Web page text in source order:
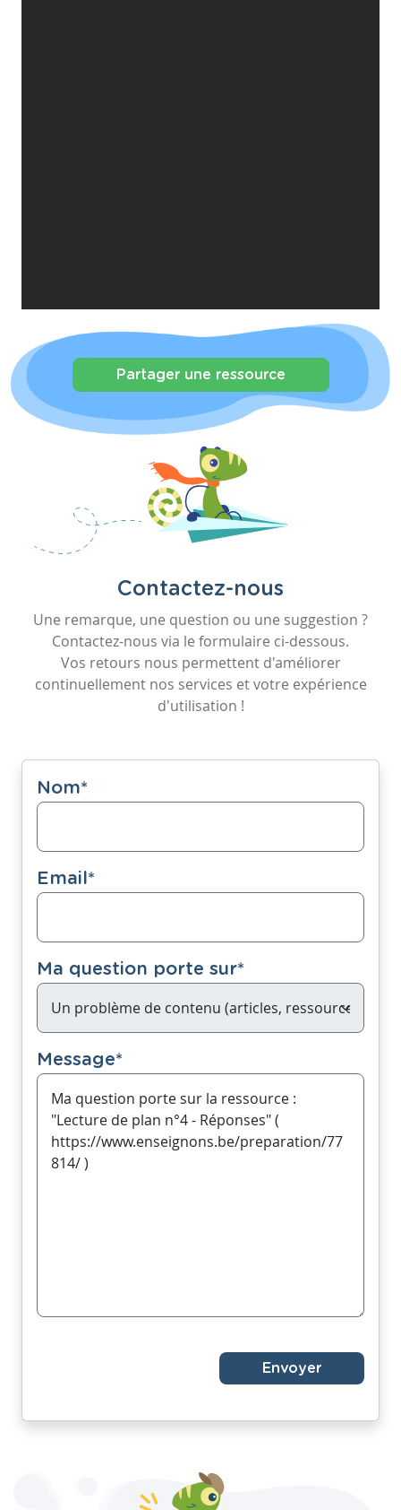
Partager une ressource
Contactez-nous
Une remarque, une question ou une suggestion ?
Contactez-nous via le formulaire ci-dessous.
Vos retours nous permettent d'améliorer
continuellement nos services et votre expérience
d'utilisation !
Nom*
Email*
Ma question porte sur*
Message*
Envoyer